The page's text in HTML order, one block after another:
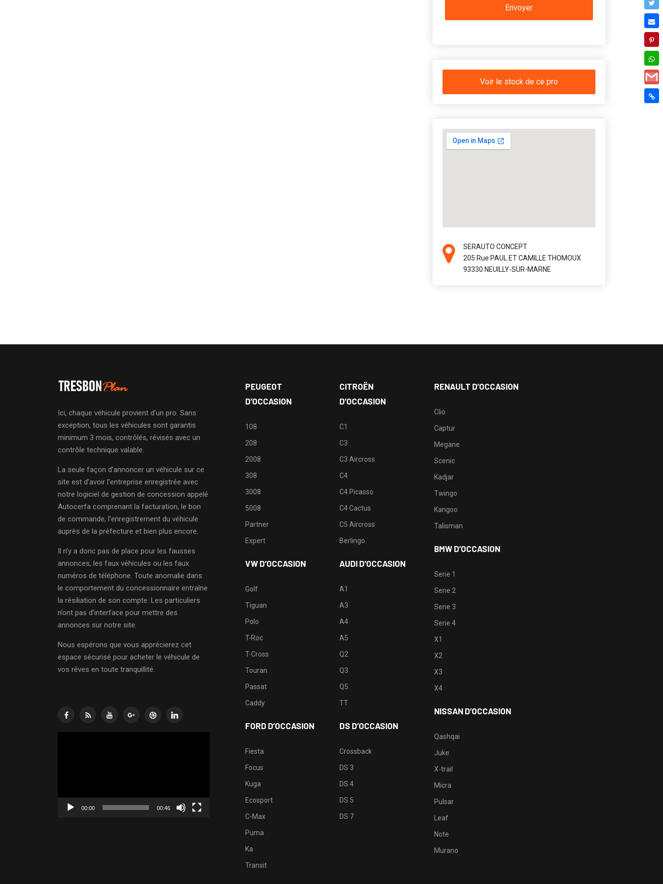
Voir le stock de ce pro
SERAUTO CONCEPT
205 Rue PAUL ET CAMILLE THOMOUX
93330 NEUILLY-SUR-MARNE
Ici, chaque véhicule provient d’un pro. Sans
exception, tous les véhicules sont garantis
minimum 3 mois, contrôlés, révisés avec un
contrôle technique valable.
La seule façon d’annoncer un véhicule sur ce
site est d’avoir l’entreprise enregistrée avec
notre logiciel de gestion de concession appelé
Autocerfa comprenant la facturation, le bon
de commande, l’enregistrement du véhicule
auprès de la préfecture et bien plus encore.
Il n’y a donc pas de place pour les fausses
annonces, les faux véhicules ou les faux
numéros de téléphone. Toute anomalie dans
le comportement du concessionnaire entraîne
la résiliation de son compte. Les particuliers
n’ont pas d’interface pour mettre des
annonces sur notre site.
Nous espérons que vous apprécierez cet
espace sécurisé pour acheter le véhicule de
vos rêves en toute tranquillité.
00:00 00:46
PEUGEOT
D’OCCASION
108
208
2008
308
3008
5008
Partner
Expert
VW D’OCCASION
Golf
Tiguan
Polo
T-Roc
T-Cross
Touran
Passat
Caddy
FORD D’OCCASION
Fiesta
Focus
Kuga
Ecosport
C-Max
Puma
Ka
Transit
CITROËN
D’OCCASION
C1
C3
C3 Aircross
C4
C4 Picasso
C4 Cactus
C5 Aircross
Berlingo
AUDI D’OCCASION
A1
A3
A4
A5
Q2
Q3
Q5
TT
DS D’OCCASION
Crossback
DS 3
DS 4
DS 5
DS 7
RENAULT D’OCCASION
Clio
Captur
Megane
Scenic
Kadjar
Twingo
Kangoo
Talisman
BMW D’OCCASION
Serie 1
Serie 2
Serie 3
Serie 4
X1
X2
X3
X4
NISSAN D’OCCASION
Qashqai
Juke
X-trail
Micra
Pulsar
Leaf
Note
Murano